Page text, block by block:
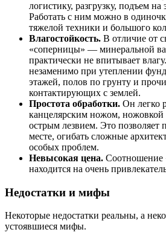
логистику, разгрузку, подъем
Работать с ним можно в
тяжелой техники и большого
Влагостойкость. В отличие от
«соперницы» — минеральной
практически не впитывает
незаменимо при утеплении
этажей, полов по грунту и
контактирующих с землей.
Простота обработки. Он легко
канцелярским ножом, ножовкой
острым лезвием. Это позволяет
месте, огибать сложные
особых проблем.
Невысокая цена. Соотношение
находится на очень
Недостатки и мифы
Некоторые недостатки реальны, а
устоявшиеся мифы.